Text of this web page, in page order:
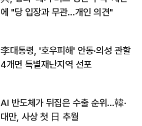
에 "당 입장과 무관…개인 의견"
李대통령, '호우피해' 안동·의성 관할
4개면 특별재난지역 선포
AI 반도체가 뒤집은 수출 순위…韓·
대만, 사상 첫 日 추월